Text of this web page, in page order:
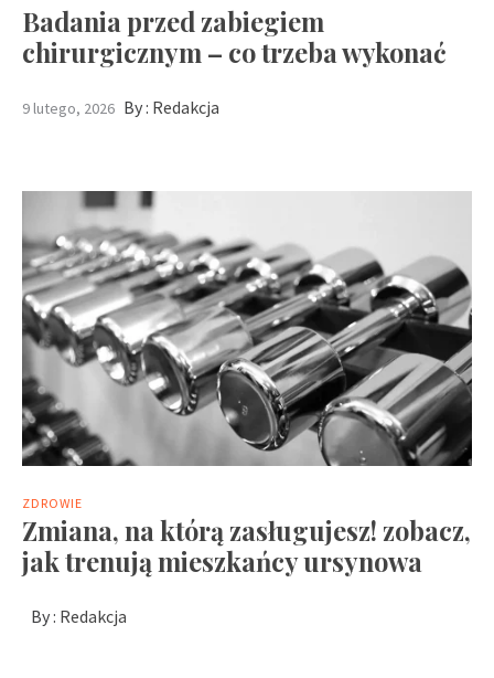
Badania przed zabiegiem
chirurgicznym – co trzeba wykonać
9 lutego, 2026 By : Redakcja
ZDROWIE
Zmiana, na którą zasługujesz! zobacz,
jak trenują mieszkańcy ursynowa
By : Redakcja